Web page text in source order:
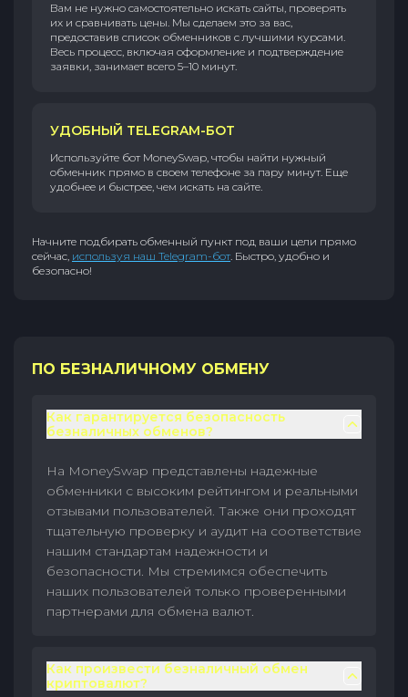
Вам не нужно самостоятельно искать сайты, проверять
их и сравнивать цены. Мы сделаем это за вас,
предоставив список обменников с лучшими курсами.
Весь процесс, включая оформление и подтверждение
заявки, занимает всего 5–10 минут.
УДОБНЫЙ TELEGRAM-БОТ
Используйте бот MoneySwap, чтобы найти нужный
обменник прямо в своем телефоне за пару минут. Еще
удобнее и быстрее, чем искать на сайте.
Начните подбирать обменный пункт под ваши цели прямо
сейчас, используя наш Telegram-бот. Быстро, удобно и
безопасно!
ПО БЕЗНАЛИЧНОМУ ОБМЕНУ
Как гарантируется безопасность
безналичных обменов?
На MoneySwap представлены надежные
обменники с высоким рейтингом и реальными
отзывами пользователей. Также они проходят
тщательную проверку и аудит на соответствие
нашим стандартам надежности и
безопасности. Мы стремимся обеспечить
наших пользователей только проверенными
партнерами для обмена валют.
Как произвести безналичный обмен
криптовалют?